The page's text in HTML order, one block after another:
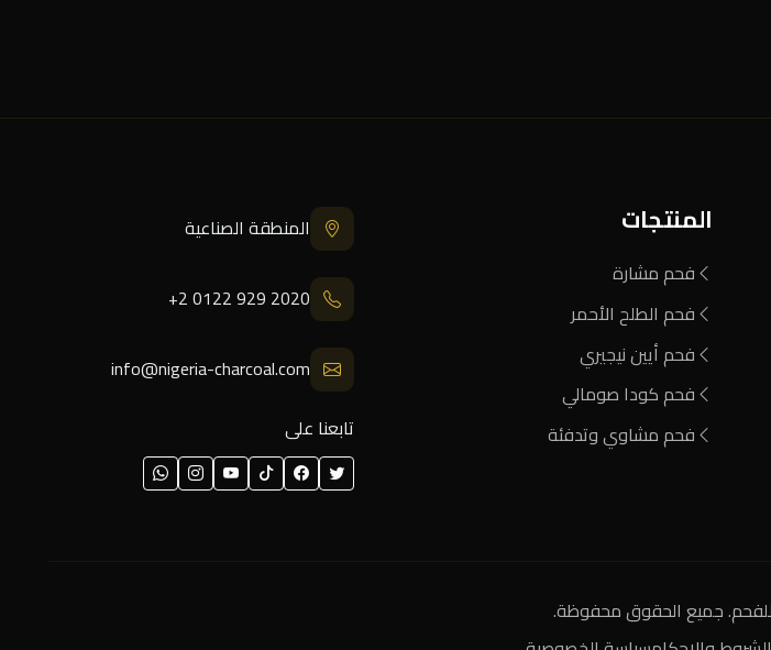
المنتجات
فحم مشارة
فحم الطلح الأحمر
فحم أيين نيجيري
فحم كودا صومالي
فحم مشاوي وتدفئة
المنطقة الصناعية
+2 0122 929 2020
info@nigeria-charcoal.com
تابعنا على